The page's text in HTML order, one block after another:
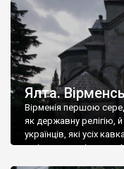
Ялта.
Вірменія першою
як державну релігію,
українців, які усіх
є відданими вірянами